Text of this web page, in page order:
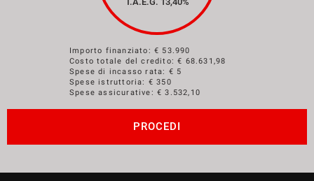
Importo finanziato: € 53.990
Costo totale del credito: € 68.631,98
Spese di incasso rata: € 5
Spese istruttoria: € 350
Spese assicurative: €3.532,10
PROCEDI